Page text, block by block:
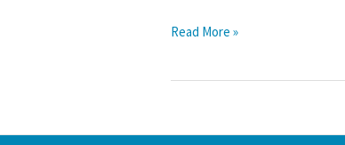
Pacto
Read More »